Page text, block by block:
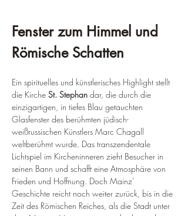
Fenster zum Himmel und
Römische Schatten
Ein spirituelles und künstlerisches Highlight stellt
die Kirche St. Stephan dar, die durch die
einzigartigen, in tiefes Blau getauchten
Glasfenster des berühmten jüdisch-
weißrussischen Künstlers Marc Chagall
weltberühmt wurde. Das transzendentale
Lichtspiel im Kircheninneren zieht Besucher in
seinen Bann und schafft eine Atmosphäre von
Frieden und Hoffnung. Doch Mainz’
Geschichte reicht noch weiter zurück, bis in die
Zeit des Römischen Reiches, als die Stadt unter